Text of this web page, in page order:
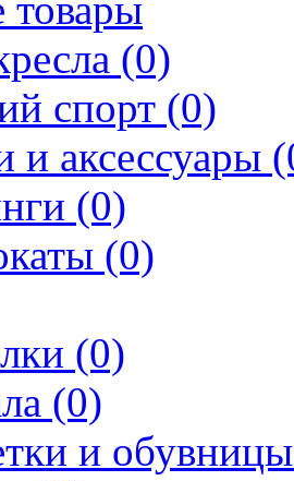
(0)
спорт (0)
и аксессуары
(0)
(0)
(0)
(0)
и